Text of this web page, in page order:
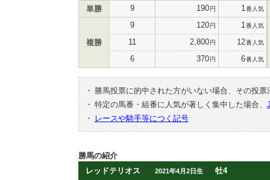
単勝 9 190円 1 番人気
複勝
9 120円 1 番人気
11 2,800円 12番人気
6 370円 6番人気
・
勝馬投票に的中された方がいない場合、その投
・ 特定の馬番・組番に人気が著しく集中した場合、
・
レースや騎手等につく記号
勝馬の紹介
レッドテリオス
2021年4月2日生 牡4